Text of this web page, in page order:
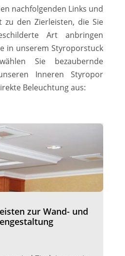
nachfolgenden Links und
zu den Zierleisten, die Sie
Art anbringen
in unserem Styroporstuck
Sie bezaubernde
Inneren Styropor
Beleuchtung aus:
zur Wand- und